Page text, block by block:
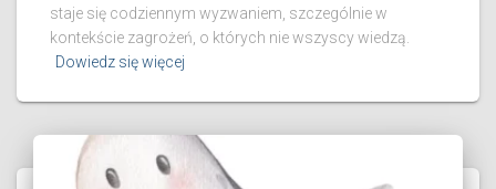
staje się codziennym wyzwaniem, szczególnie w
kontekście zagrożeń, o których nie wszyscy wiedzą.
Dowiedz się więcej